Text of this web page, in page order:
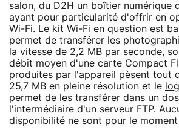
salon, du D2H un boîtier numérique
ayant pour particularité d'offrir en
Wi-Fi. Le kit Wi-Fi en question est
permet de transférer les
la vitesse de 2,2 MB par seconde,
débit moyen d'une carte Compact
produites par l'appareil pèsent tout
25,7 MB en pleine résolution et le
permet de les transférer dans un
l'intermédiaire d'un serveur FTP.
disponibilité ne sont pour le moment